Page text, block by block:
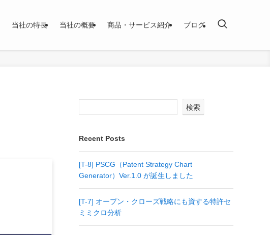
当社の特長 当社の概要 商品・サービス紹介 ブログ
検索
Recent Posts
[T-8] PSCG（Patent Strategy Chart
Generator）Ver.1.0 が誕生しました
[T-7] オープン・クローズ戦略にも資する特許セ
ミミクロ分析